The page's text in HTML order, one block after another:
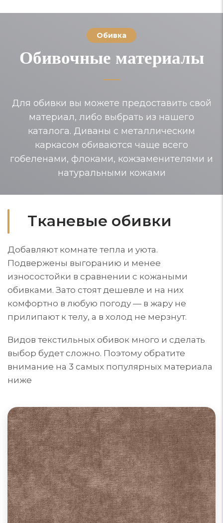
Обивка
Обивочные материалы
Для обивки вы можете предоставить свой
материал, либо выбрать из нашего
каталога. Диваны с металлическим
каркасом обиваются чаще всего
гобеленами, флоками, кожзаменителями и
натуральными кожами
Тканевые обивки
Добавляют комнате тепла и уюта.
Подвержены выгоранию и менее
износостойки в сравнении с кожаными
обивками. Зато стоят дешевле и на них
комфортно в любую погоду — в жару не
прилипают к телу, а в холод не мерзнут.
Видов текстильных обивок много и сделать
выбор будет сложно. Поэтому обратите
внимание на 3 самых популярных материала
ниже
Диваны из велюра
Велюр для обивки мебели может быть из
синтетических, натуральных или комбинированных
материалов. Поверхность ворса: гладкая, тисненая
или фасонная. Однотонный или с принтом